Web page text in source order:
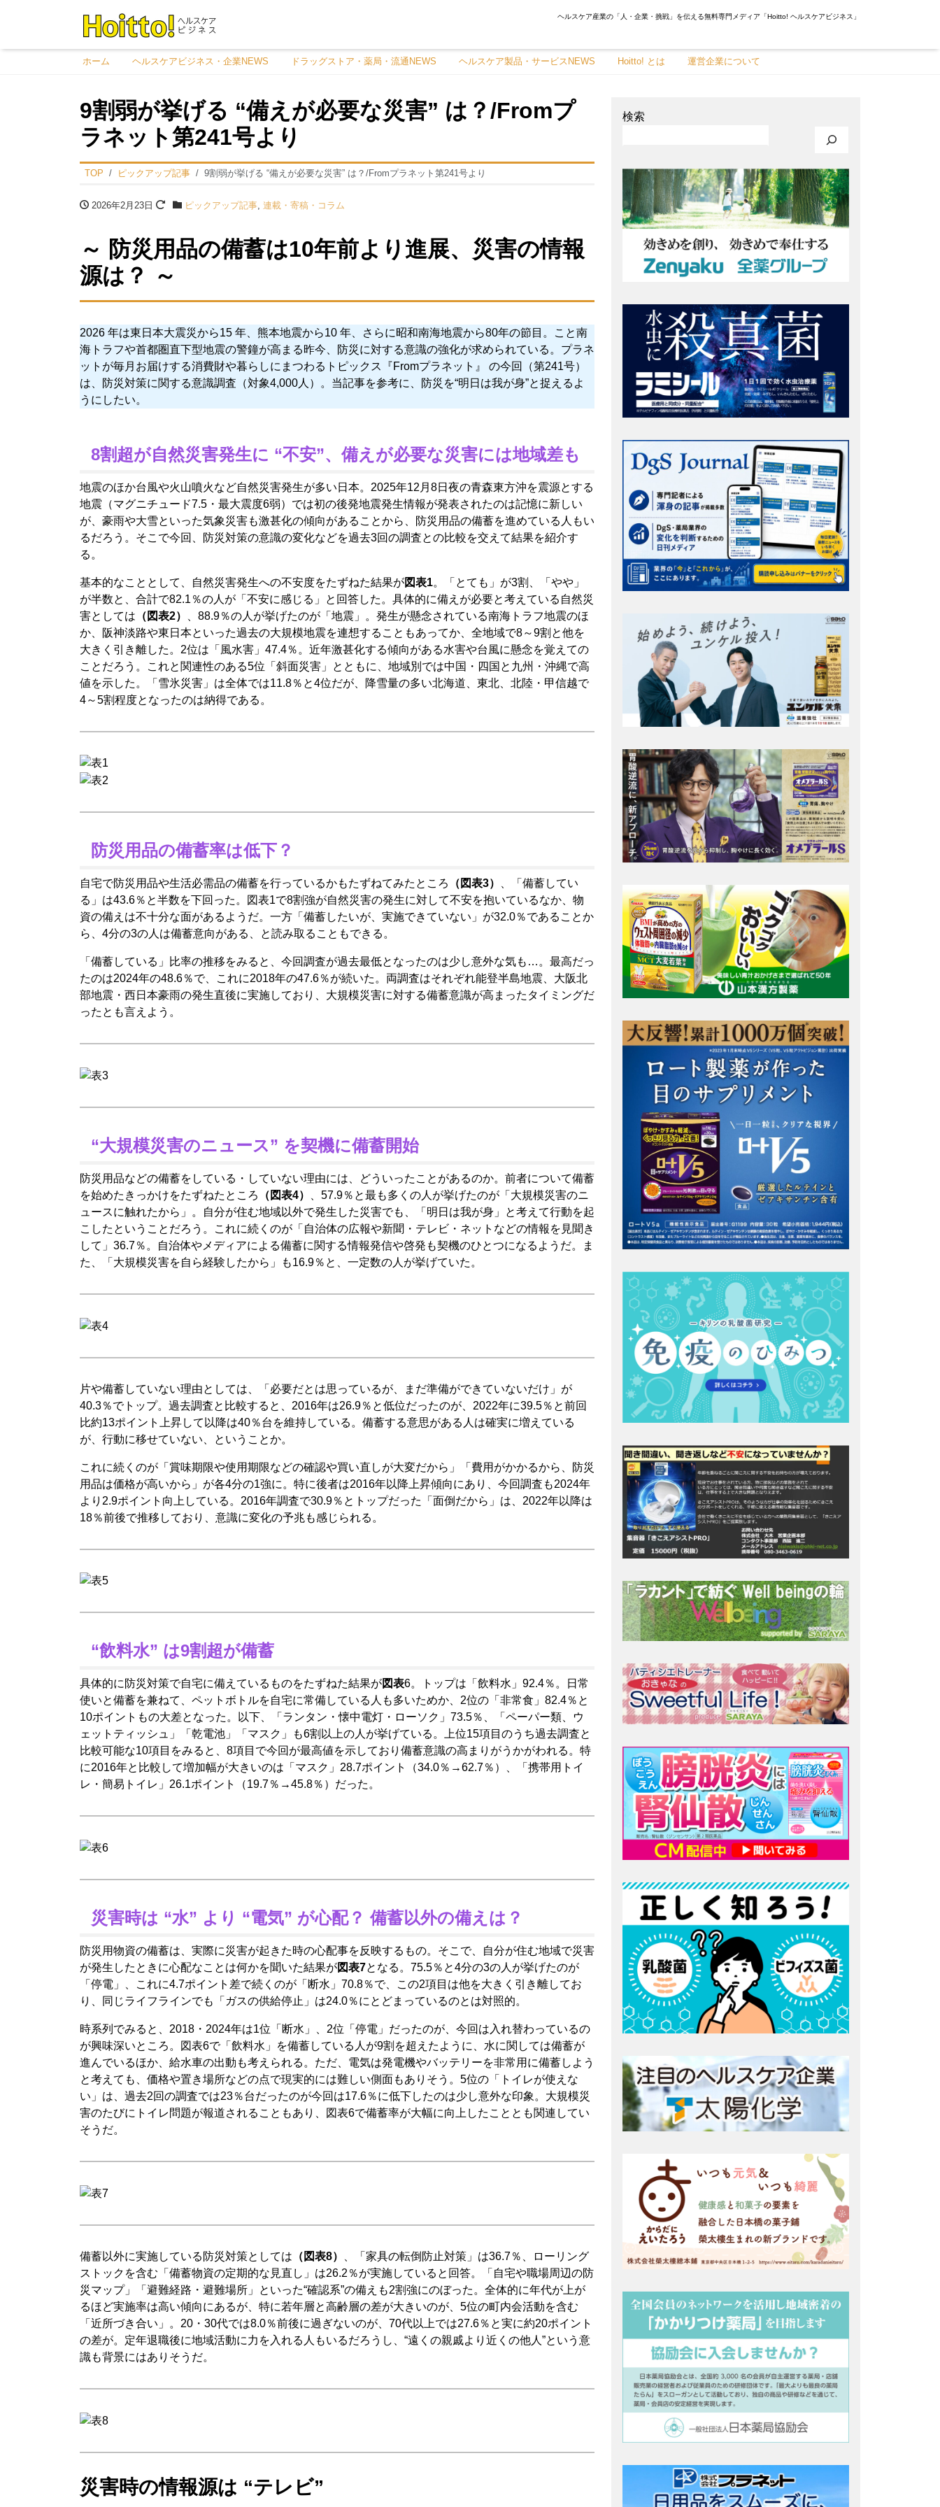
ヘルスケア産業の「人・企業・挑戦」を伝える無料専門メディア「Hoitto! ヘルスケアビジネス」
ホーム ヘルスケアビジネス・企業NEWS ドラッグストア・薬局・流通NEWS ヘルスケア製品・サービスNEWS Hoitto! とは 運営企業について
9割弱が挙げる “備えが必要な災害” は？/Fromプ
ラネット第241号より
TOP ピックアップ記事 9割弱が挙げる “備えが必要な災害” は？/Fromプラネット第241号より
2026年2月23日 ピックアップ記事, 連載・寄稿・コラム
～ 防災用品の備蓄は10年前より進展、災害の情報
源は？ ～
2026 年は東日本大震災から15 年、熊本地震から10 年、さらに昭和南海地震から80年の節目。こと南
海トラフや首都圏直下型地震の警鐘が高まる昨今、防災に対する意識の強化が求められている。プラネ
ットが毎月お届けする消費財や暮らしにまつわるトピックス『Fromプラネット』 の今回（第241号）
は、防災対策に関する意識調査（対象4,000人）。当記事を参考に、防災を“明日は我が身”と捉えるよ
うにしたい。
8割超が自然災害発生に “不安”、備えが必要な災害には地域差も
地震のほか台風や火山噴火など自然災害発生が多い日本。2025年12月8日夜の青森東方沖を震源とする
地震（マグニチュード7.5・最大震度6弱）では初の後発地震発生情報が発表されたのは記憶に新しい
が、豪雨や大雪といった気象災害も激甚化の傾向があることから、防災用品の備蓄を進めている人もい
るだろう。そこで今回、防災対策の意識の変化などを過去3回の調査との比較を交えて結果を紹介す
る。
基本的なこととして、自然災害発生への不安度をたずねた結果が図表1。「とても」が3割、「やや」
が半数と、合計で82.1％の人が「不安に感じる」と回答した。具体的に備えが必要と考えている自然災
害としては （図表2）
、88.9％の人が挙げたのが「地震」。発生が懸念されている南海トラフ地震のほ
か、阪神淡路や東日本といった過去の大規模地震を連想することもあってか、全地域で8～9割と他を
大きく引き離した。2位は「風水害」47.4％。近年激甚化する傾向がある水害や台風に懸念を覚えての
ことだろう。これと関連性のある5位「斜面災害」とともに、地域別では中国・四国と九州・沖縄で高
値を示した。「雪氷災害」は全体では11.8％と4位だが、降雪量の多い北海道、東北、北陸・甲信越で
4～5割程度となったのは納得である。
防災用品の備蓄率は低下？
自宅で防災用品や生活必需品の備蓄を行っているかもたずねてみたところ （図表3）
、「備蓄してい
る」は43.6％と半数を下回った。図表1で8割強が自然災害の発生に対して不安を抱いているなか、物
資の備えは不十分な面があるようだ。一方「備蓄したいが、実施できていない」が32.0％であることか
ら、4分の3の人は備蓄意向がある、と読み取ることもできる。
「備蓄している」比率の推移をみると、今回調査が過去最低となったのは少し意外な気も…。最高だっ
たのは2024年の48.6％で、これに2018年の47.6％が続いた。両調査はそれぞれ能登半島地震、大阪北
部地震・西日本豪雨の発生直後に実施しており、大規模災害に対する備蓄意識が高まったタイミングだ
ったとも言えよう。
“大規模災害のニュース” を契機に備蓄開始
防災用品などの備蓄をしている・していない理由には、どういったことがあるのか。前者について備蓄
を始めたきっかけをたずねたところ
（図表4）
、57.9％と最も多くの人が挙げたのが「大規模災害のニ
ュースに触れたから」。自分が住む地域以外で発生した災害でも、「明日は我が身」と考えて行動を起
こしたということだろう。これに続くのが「自治体の広報や新聞・テレビ・ネットなどの情報を見聞き
して」36.7％。自治体やメディアによる備蓄に関する情報発信や啓発も契機のひとつになるようだ。ま
た、「大規模災害を自ら経験したから」も16.9％と、一定数の人が挙げていた。
片や備蓄していない理由としては、「必要だとは思っているが、まだ準備ができていないだけ」が
40.3％でトップ。過去調査と比較すると、2016年は26.9％と低位だったのが、2022年に39.5％と前回
比約13ポイント上昇して以降は40％台を維持している。備蓄する意思がある人は確実に増えている
が、行動に移せていない、ということか。
これに続くのが「賞味期限や使用期限などの確認や買い直しが大変だから」「費用がかかるから、防災
用品は価格が高いから」が各4分の1強に。特に後者は2016年以降上昇傾向にあり、今回調査も2024年
より2.9ポイント向上している。2016年調査で30.9％とトップだった「面倒だから」は、2022年以降は
18％前後で推移しており、意識に変化の予兆も感じられる。
“飲料水” は9割超が備蓄
具体的に防災対策で自宅に備えているものをたずねた結果が図表6。トップは「飲料水」92.4％。日常
使いと備蓄を兼ねて、ペットボトルを自宅に常備している人も多いためか、2位の「非常食」82.4％と
10ポイントもの大差となった。以下、「ランタン・懐中電灯・ローソク」73.5％、「ペーパー類、ウ
ェットティッシュ」「乾電池」「マスク」も6割以上の人が挙げている。上位15項目のうち過去調査と
比較可能な10項目をみると、8項目で今回が最高値を示しており備蓄意識の高まりがうかがわれる。特
に2016年と比較して増加幅が大きいのは「マスク」28.7ポイント（34.0％→62.7％）、「携帯用トイ
レ・簡易トイレ」26.1ポイント（19.7％→45.8％）だった。
災害時は “水” より “電気” が心配？ 備蓄以外の備えは？
防災用物資の備蓄は、実際に災害が起きた時の心配事を反映するもの。そこで、自分が住む地域で災害
が発生したときに心配なことは何かを聞いた結果が図表7となる。75.5％と4分の3の人が挙げたのが
「停電」、これに4.7ポイント差で続くのが「断水」70.8％で、この2項目は他を大きく引き離してお
り、同じライフラインでも「ガスの供給停止」は24.0％にとどまっているのとは対照的。
時系列でみると、2018・2024年は1位「断水」、2位「停電」だったのが、今回は入れ替わっているの
が興味深いところ。図表6で「飲料水」を備蓄している人が9割を超えたように、水に関しては備蓄が
進んでいるほか、給水車の出動も考えられる。ただ、電気は発電機やバッテリーを非常用に備蓄しよう
と考えても、価格や置き場所などの点で現実的には難しい側面もありそう。5位の「トイレが使えな
い」は、過去2回の調査では23％台だったのが今回は17.6％に低下したのは少し意外な印象。大規模災
害のたびにトイレ問題が報道されることもあり、図表6で備蓄率が大幅に向上したこととも関連してい
そうだ。
備蓄以外に実施している防災対策としては （図表8）
、「家具の転倒防止対策」は36.7％、ローリング
ストックを含む「備蓄物資の定期的な見直し」は26.2％が実施していると回答。「自宅や職場周辺の防
災マップ」「避難経路・避難場所」といった“確認系”の備えも2割強にのぼった。全体的に年代が上が
るほど実施率は高い傾向にあるが、特に若年層と高齢層の差が大きいのが、5位の町内会活動を含む
「近所づき合い」。20・30代では8.0％前後に過ぎないのが、70代以上では27.6％と実に約20ポイント
の差が。定年退職後に地域活動に力を入れる人もいるだろうし、“遠くの親戚より近くの他人”という意
識も背景にはありそうだ。
災害時の情報源は “テレビ”
検索